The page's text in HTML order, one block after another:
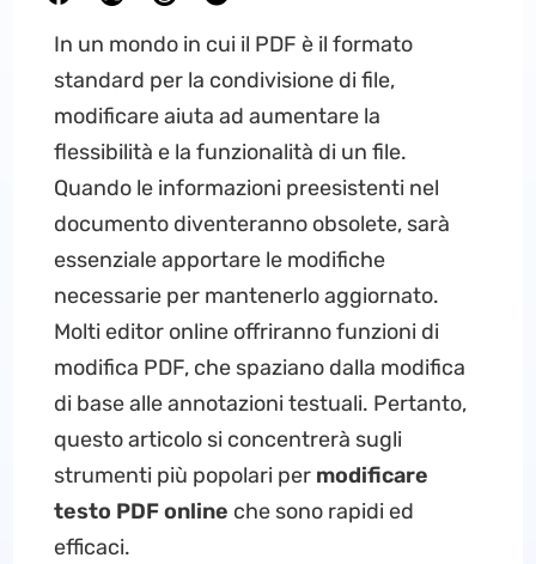
In un mondo in cui il PDF è il formato
standard per la condivisione di file,
modificare aiuta ad aumentare la
flessibilità e la funzionalità di un file.
Quando le informazioni preesistenti nel
documento diventeranno obsolete, sarà
essenziale apportare le modifiche
necessarie per mantenerlo aggiornato.
Molti editor online offriranno funzioni di
modifica PDF, che spaziano dalla modifica
di base alle annotazioni testuali. Pertanto,
questo articolo si concentrerà sugli
strumenti più popolari per modificare
testo PDF online che sono rapidi ed
efficaci.